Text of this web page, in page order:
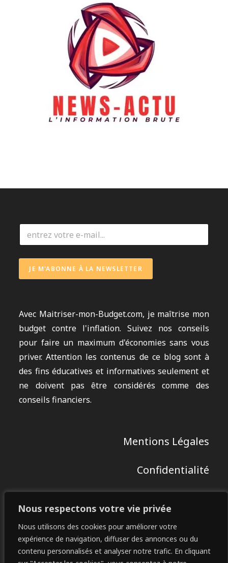
Nous respectons votre vie privée
Nous utilisons des cookies pour améliorer votre
expérience de navigation, diffuser des annonces ou du
contenu personnalisés et analyser notre trafic. En cliquant
E
m
a
i
*
JE M'ABONNE À LA NEWSLETTER
Avec Maitriser-mon-Budget.com, je maîtrise mon
budget contre l'inflation. Suivez nos conseils
pour faire un maximum d'économies sans vous
priver. Attention les contenus de ce blog sont à
des fins éducatives et informatives seulement et
ne doivent pas être considérés comme des
conseils financiers.
Mentions Légales
Confidentialité
Restez Connectés :